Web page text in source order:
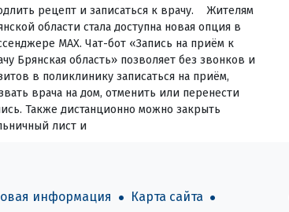
рецепт и записаться к врачу. Жителям
области стала доступна новая опция в
MAX. Чат-бот «Запись на приём к
Брянская область» позволяет без звонков и
в поликлинику записаться на приём,
врача на дом, отменить или перенести
Также дистанционно можно закрыть
лист и
информация Карта сайта